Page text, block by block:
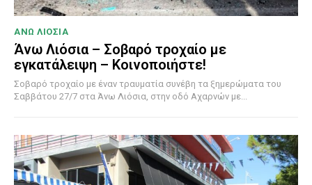
ΑΝΩ ΛΙΟΣΙΑ
Άνω Λιόσια – Σοβαρό τροχαίο με
εγκατάλειψη – Κοινοποιήστε!
Σοβαρό τροχαίο με έναν τραυματία συνέβη τα ξημερώματα του
Σαββάτου 27/7 στα Άνω Λιόσια, στην οδό Αχαρνών με...